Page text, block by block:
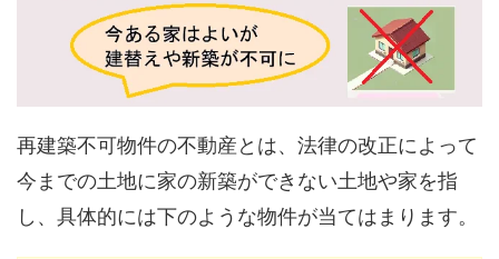
再建築不可物件の不動産とは、法律の改正によって
今までの土地に家の新築ができない土地や家を指
し、具体的には下のような物件が当てはまります。